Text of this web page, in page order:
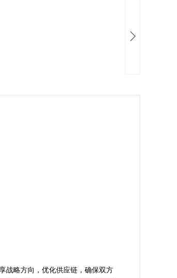
战略方向，优化供应链，确保双方